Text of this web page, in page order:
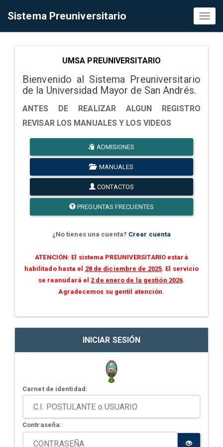
Sistema Preuniversitario
UMSA PREUNIVERSITARIO
Bienvenido al Sistema Preuniversitario
de la Universidad Mayor de San Andrés.
ANTES DE REALIZAR ALGUN REGISTRO
REVISAR LOS MANUALES Y LOS VIDEOS
ADMISIONES
MANUALES
CONTACTOS
PREGUNTAS FRECUENTES
¿No tienes una cuenta? Crear cuenta
ATENCIÓN: El sistema PREUNIVERSITARIO estará
habilitado hasta el 28 de diciembre de 2025. El servicio
se reanudará el 2 de enero de la gestión 2026.
Agradecemos su gentil atención.
INICIAR SESIÓN
Carnet de identidad:
Contraseña: